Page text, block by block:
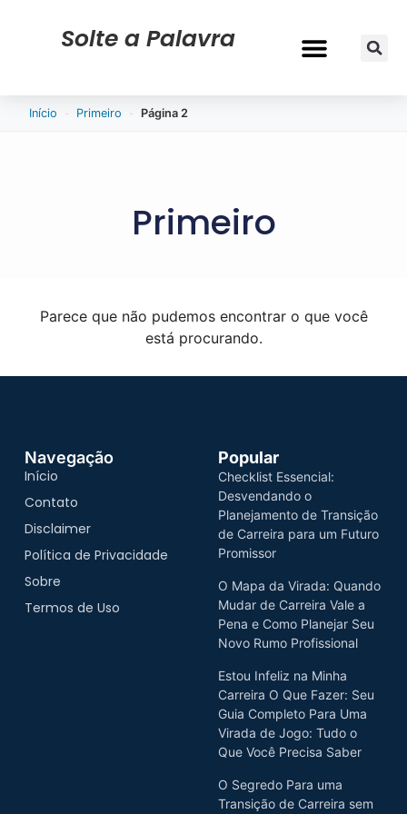
Solte a Palavra
Início - Primeiro - Página 2
Primeiro
Parece que não pudemos encontrar o que você
está procurando.
Navegação
Início
Contato
Disclaimer
Política de Privacidade
Sobre
Termos de Uso
Popular
Checklist Essencial:
Desvendando o
Planejamento de Transição
de Carreira para um Futuro
Promissor
O Mapa da Virada: Quando
Mudar de Carreira Vale a
Pena e Como Planejar Seu
Novo Rumo Profissional
Estou Infeliz na Minha
Carreira O Que Fazer: Seu
Guia Completo Para Uma
Virada de Jogo: Tudo o
Que Você Precisa Saber
O Segredo Para uma
Transição de Carreira sem